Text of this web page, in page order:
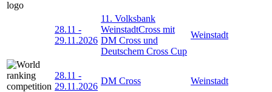
28.11 -
29.11.2026
11. Volksbank
WeinstadtCross mit
DM Cross und
Deutschem Cross Cup
Weinstadt
28.11 -
29.11.2026
DM Cross Weinstadt